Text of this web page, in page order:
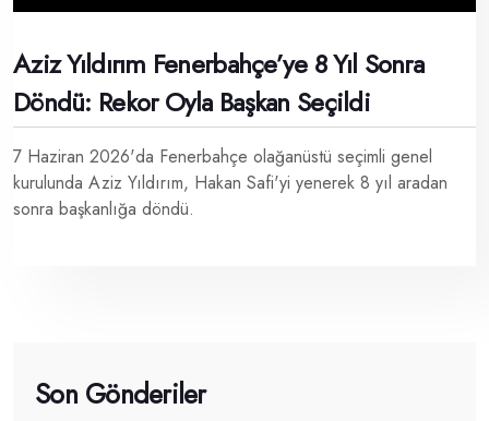
Aziz Yıldırım Fenerbahçe’ye 8 Yıl Sonra
Döndü: Rekor Oyla Başkan Seçildi
7 Haziran 2026'da Fenerbahçe olağanüstü seçimli genel
kurulunda Aziz Yıldırım, Hakan Safi'yi yenerek 8 yıl aradan
sonra başkanlığa döndü.
Son Gönderiler